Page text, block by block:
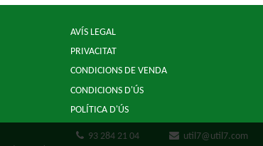
AVÍS LEGAL
PRIVACITAT
CONDICIONS DE VENDA
CONDICIONS D'ÚS
POLÍTICA D'ÚS
93 284 21 04 util7@util7.com